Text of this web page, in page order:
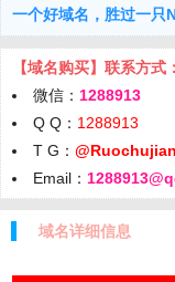
一个好域名，胜过一只
【域名购买】联系方式：
微信： 1288913
Q Q： 1288913
T G：
Email：
域名详细信息